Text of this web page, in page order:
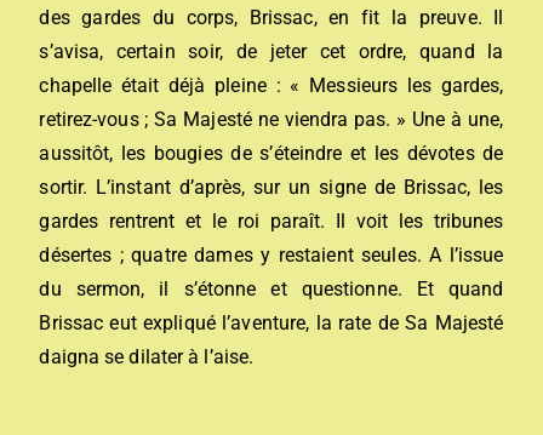
des gardes du corps, Brissac, en fit la preuve. Il
s’avisa, certain soir, de jeter cet ordre, quand la
chapelle était déjà pleine : « Messieurs les gardes,
retirez-vous ; Sa Majesté ne viendra pas. » Une à une,
aussitôt, les bougies de s’éteindre et les dévotes de
sortir. L’instant d’après, sur un signe de Brissac, les
gardes rentrent et le roi paraît. Il voit les tribunes
désertes ; quatre dames y restaient seules. A l’issue
du sermon, il s’étonne et questionne. Et quand
Brissac eut expliqué l’aventure, la rate de Sa Majesté
daigna se dilater à l’aise.